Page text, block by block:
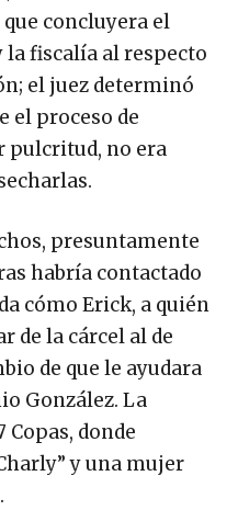
concluyera el
la fiscalía al respecto
el juez determinó
el proceso de
pulcritud, no era
presuntamente
habría contactado
cómo Erick, a quién
de la cárcel al de
de que le ayudara
González. La
Copas, donde
y una mujer